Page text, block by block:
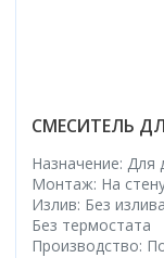
СМЕСИТЕЛЬ
Назначение: Для
Монтаж: На
Излив: Без излива
Без термостата
Производство: